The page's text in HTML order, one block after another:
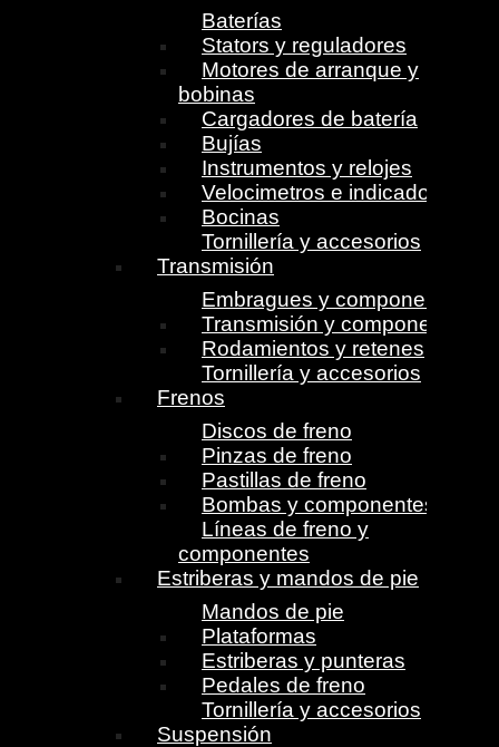
Baterías
Stators y reguladores
Motores de arranque y
bobinas
Cargadores de batería
Bujías
Instrumentos y relojes
Velocimetros e indicadores
Bocinas
Tornillería y accesorios
Transmisión
Embragues y componentes
Transmisión y componentes
Rodamientos y retenes
Tornillería y accesorios
Frenos
Discos de freno
Pinzas de freno
Pastillas de freno
Bombas y componentes
Líneas de freno y
componentes
Estriberas y mandos de pie
Mandos de pie
Plataformas
Estriberas y punteras
Pedales de freno
Tornillería y accesorios
Suspensión